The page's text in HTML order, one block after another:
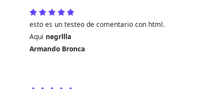
esto es un testeo de comentario con html.
Aqui negrllla
Armando Bronca